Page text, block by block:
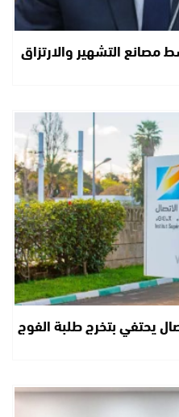
التشهير والارتزاق
يحتفي بتخرج طلبة الفوج